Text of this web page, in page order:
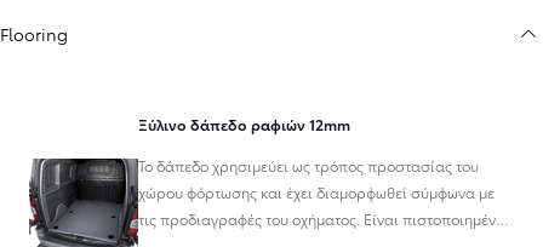
Flooring
Ξύλινο δάπεδο ραφιών 12mm
Το δάπεδο χρησιμεύει ως τρόπος προστασίας του
χώρου φόρτωσης και έχει διαμορφωθεί σύμφωνα με
τις προδιαγραφές του οχήματος. Είναι πιστοποιημένο